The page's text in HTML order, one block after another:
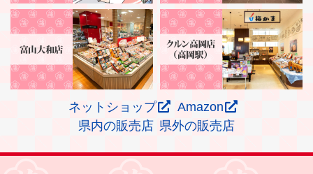
ネットショップ
Amazon
県内の販売店 県外の販売店